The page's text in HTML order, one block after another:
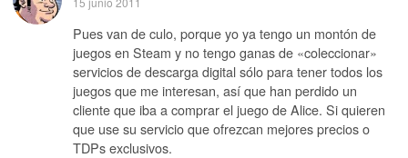
Pues van de culo, porque yo ya tengo un montón de
juegos en Steam y no tengo ganas de «coleccionar»
servicios de descarga digital sólo para tener todos los
juegos que me interesan, así que han perdido un
cliente que iba a comprar el juego de Alice. Si quieren
que use su servicio que ofrezcan mejores precios o
TDPs exclusivos.